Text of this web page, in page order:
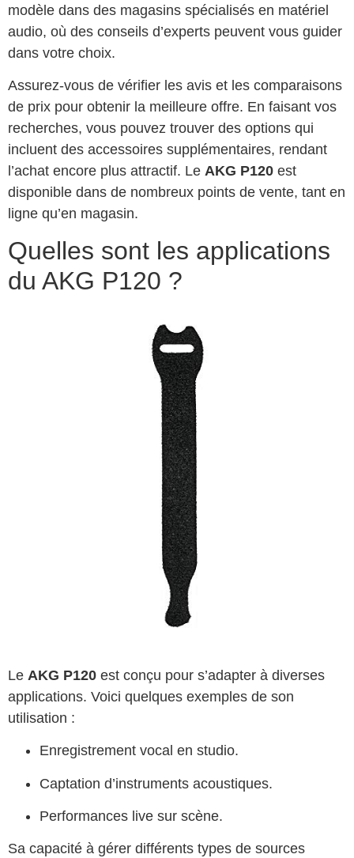
modèle dans des magasins spécialisés en matériel
audio, où des conseils d’experts peuvent vous guider
dans votre choix.
Assurez-vous de vérifier les avis et les comparaisons
de prix pour obtenir la meilleure offre. En faisant vos
recherches, vous pouvez trouver des options qui
incluent des accessoires supplémentaires, rendant
l’achat encore plus attractif. Le AKG P120 est
disponible dans de nombreux points de vente, tant en
ligne qu’en magasin.
Quelles sont les applications
du AKG P120 ?
Le AKG P120 est conçu pour s’adapter à diverses
applications. Voici quelques exemples de son
utilisation :
Enregistrement vocal en studio.
Captation d’instruments acoustiques.
Performances live sur scène.
Sa capacité à gérer différents types de sources